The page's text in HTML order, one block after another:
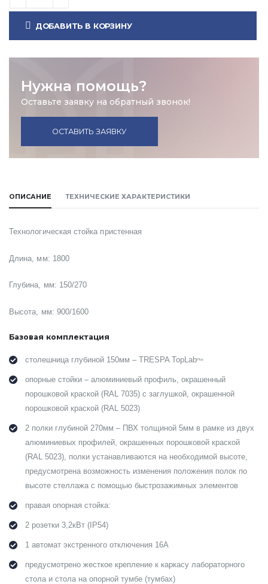
ДОБАВИТЬ В КОРЗИНУ
Нужна помощь?
Оставьте заявку на обратный звонок!
ОСТАВИТЬ ЗАЯВКУ
ОПИСАНИЕ ТЕХНИЧЕСКИЕ ХАРАКТЕРИСТИКИ
Технологическая стойка пристенная
Длина, мм: 1800
Глубина, мм: 150/270
Высота, мм: 900/1600
Базовая комплектация
столешница глубиной 150мм – TRESPA TopLabPlus
опорные стойки – алюминиевый профиль, окрашенный
порошковой краской (RAL 7035) с заглушкой, окрашенной
порошковой краской (RAL 5023)
2 полки глубиной 270мм – ПВХ толщиной 5мм в рамке из двух
алюминиевых профилей, окрашенных порошковой краской
(RAL 5023), полки устанавливаются на необходимой высоте,
предусмотрена возможность изменения положения полок по
высоте стеллажа с помощью быстрозажимных элементов
правая опорная стойка:
2 розетки 3,2кВт (IP54)
1 автомат экстренного отключения 16А
предусмотрено жесткое крепление к каркасу лабораторного
стола и стола на опорной тумбе (тумбах)